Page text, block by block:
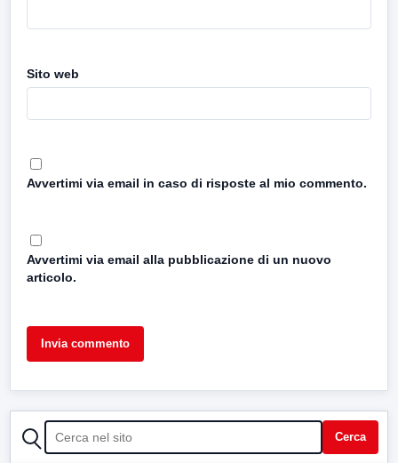
Sito web
Avvertimi via email in caso di risposte al mio commento.
Avvertimi via email alla pubblicazione di un nuovo
articolo.
CERCA Cerca